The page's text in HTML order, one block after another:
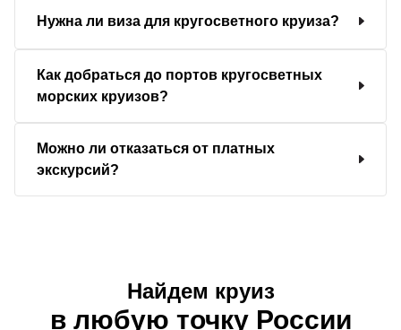
Нужна ли виза для кругосветного круиза?
Как добраться до портов кругосветных
морских круизов?
Можно ли отказаться от платных
экскурсий?
Найдем круиз
в любую точку России